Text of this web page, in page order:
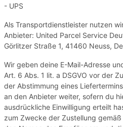
- UPS
Als Transportdienstleister nutzen
Anbieter: United Parcel Service
Görlitzer Straße 1, 41460 Neuss,
Wir geben deine E-Mail-Adresse
Art. 6 Abs. 1 lit. a DSGVO vor der
der Abstimmung eines
an den Anbieter weiter, sofern du
ausdrückliche Einwilligung erteilt
zum Zwecke der Zustellung